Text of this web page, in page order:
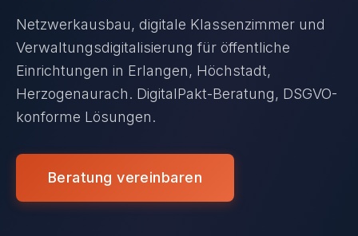
Netzwerkausbau, digitale Klassenzimmer und
Verwaltungsdigitalisierung für öffentliche
Einrichtungen in Erlangen, Höchstadt,
Herzogenaurach. DigitalPakt-Beratung, DSGVO-
konforme Lösungen.
Beratung vereinbaren